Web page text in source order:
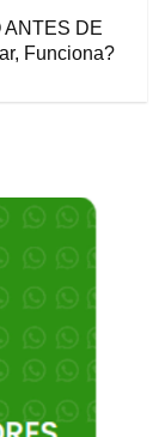
ANTES DE
Funciona?